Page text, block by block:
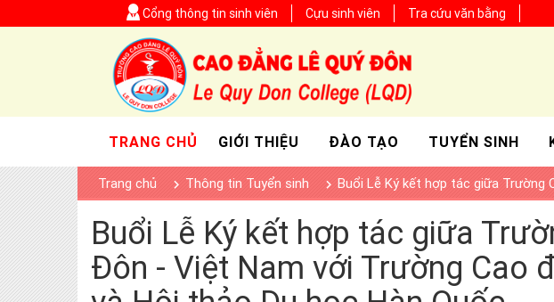
Cổng thông tin sinh viên Cựu sinh viên Tra cứu văn bằng
TRANG CHỦ GIỚI THIỆU ĐÀO TẠO TUYỂN SINH
Trang chủ Thông tin Tuyển sinh Buổi Lễ Ký kết hợp tác giữa Trường
Buổi Lễ Ký kết hợp tác giữa
Đôn - Việt Nam với Trường Cao